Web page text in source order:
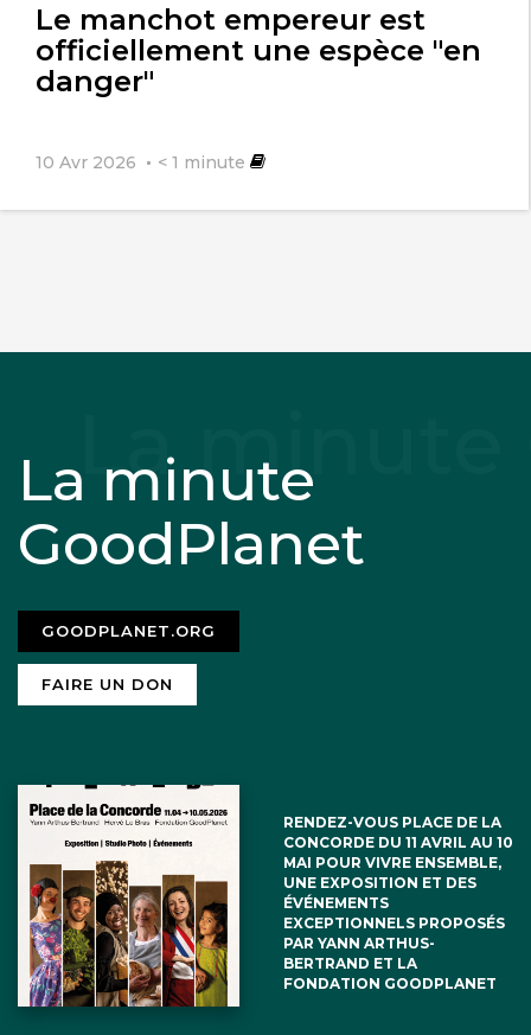
Le manchot empereur est
officiellement une espèce "en
danger"
10 Avr 2026 < 1 minute
La minute
GoodPlanet
GOODPLANET.ORG
FAIRE UN DON
RENDEZ-VOUS PLACE DE LA
CONCORDE DU 11 AVRIL AU 10
MAI POUR VIVRE ENSEMBLE,
UNE EXPOSITION ET DES
ÉVÉNEMENTS
EXCEPTIONNELS PROPOSÉS
PAR YANN ARTHUS-
BERTRAND ET LA
FONDATION GOODPLANET